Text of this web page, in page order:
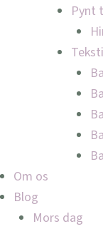
Pynt
Om os
Blog
Mors dag